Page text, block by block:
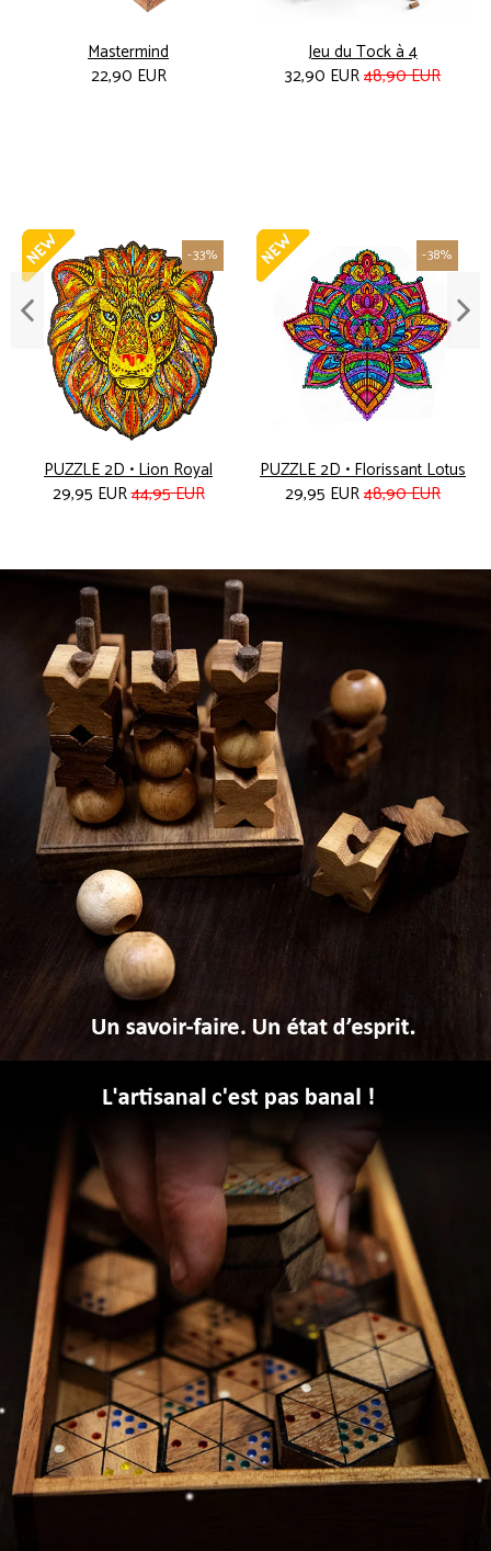
Mastermind
22,90 EUR
Jeu du Tock à 4
32,90 EUR48,90 EUR
-33%
PUZZLE 2D • Lion Royal
29,95 EUR44,95 EUR
-38%
PUZZLE 2D • Florissant Lotus
29,95 EUR48,90 EUR